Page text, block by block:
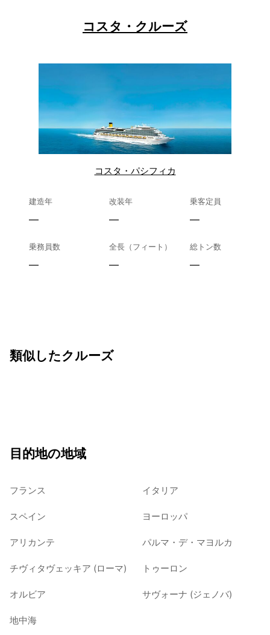
コスタ・クルーズ
コスタ・パシフィカ
建造年
—
改装年
—
乗客定員
—
乗務員数
—
全長（フィート）
—
総トン数
—
類似したクルーズ
目的地の地域
フランス イタリア
スペイン ヨーロッパ
アリカンテ パルマ・デ・マヨルカ
チヴィタヴェッキア (ローマ) トゥーロン
オルビア サヴォーナ (ジェノバ)
地中海